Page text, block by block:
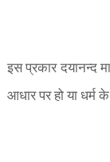
इस प्रकार दयानन्द
आधार पर हो या धर्म